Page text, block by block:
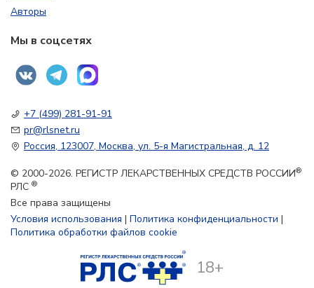
Авторы
Мы в соцсетях
+7 (499) 281-91-91
pr@rlsnet.ru
Россия, 123007, Москва, ул. 5-я Магистральная, д. 12
© 2000-2026. РЕГИСТР ЛЕКАРСТВЕННЫХ СРЕДСТВ РОССИИ®
РЛС ®
Все права защищены
Условия использования | Политика конфиденциальности |
Политика обработки файлов cookie
18+